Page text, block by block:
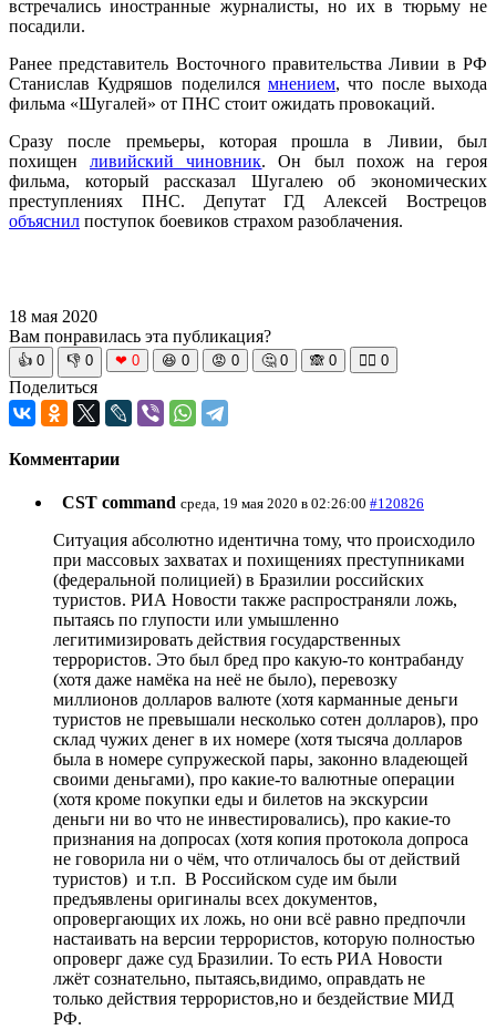
встречались иностранные журналисты, но их в тюрьму не
посадили.
Ранее представитель Восточного правительства Ливии в РФ
Станислав Кудряшов поделился мнением, что после выхода
фильма «Шугалей» от ПНС стоит ожидать провокаций.
Сразу после премьеры, которая прошла в Ливии, был
похищенливийский чиновник. Он был похож на героя
фильма, который рассказал Шугалею об экономических
преступлениях ПНС. Депутат ГД Алексей Вострецов
объяснил поступок боевиков страхом разоблачения.
18 мая 2020
Вам понравилась эта публикация?
👍 0 👎 0 ❤ 0 😆 0 😡 0 🤔 0 🙈 0 🧘‍♀️ 0
Поделиться
Комментарии
CST command среда, 19 мая 2020 в 02:26:00 #120826
Ситуация абсолютно идентична тому, что происходило
при массовых захватах и похищениях преступниками
(федеральной полицией) в Бразилии российских
туристов. РИА Новости также распространяли ложь,
пытаясь по глупости или умышленно
легитимизировать действия государственных
террористов. Это был бред про какую-то контрабанду
(хотя даже намёка на неё не было), перевозку
миллионов долларов валюте (хотя карманные деньги
туристов не превышали несколько сотен долларов), про
склад чужих денег в их номере (хотя тысяча долларов
была в номере супружеской пары, законно владеющей
своими деньгами), про какие-то валютные операции
(хотя кроме покупки еды и билетов на экскурсии
деньги ни во что не инвестировались), про какие-то
признания на допросах (хотя копия протокола допроса
не говорила ни о чём, что отличалось бы от действий
туристов) и т.п. В Российском суде им были
предъявлены оригиналы всех документов,
опровергающих их ложь, но они всё равно предпочли
настаивать на версии террористов, которую полностью
опроверг даже суд Бразилии. То есть РИА Новости
лжёт сознательно, пытаясь,видимо, оправдать не
только действия террористов,но и бездействие МИД
РФ.